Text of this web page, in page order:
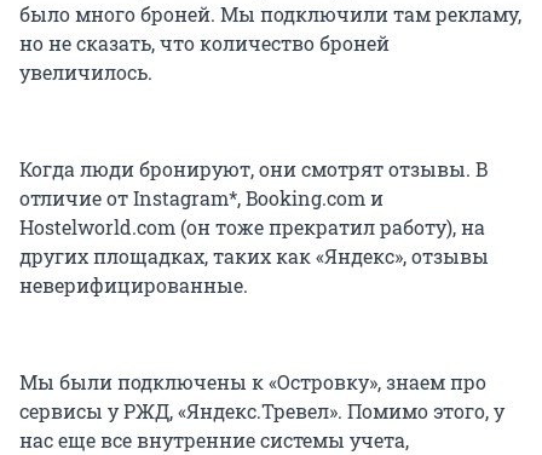
было много броней. Мы подключили там рекламу,
но не сказать, что количество броней
увеличилось.
Когда люди бронируют, они смотрят отзывы. В
отличие от Instagram*, Booking.com и
Hostelworld.com (он тоже прекратил работу), на
других площадках, таких как «Яндекс», отзывы
неверифицированные.
Мы были подключены к «Островку», знаем про
сервисы у РЖД, «Яндекс.Тревел». Помимо этого, у
нас еще все внутренние системы учета,